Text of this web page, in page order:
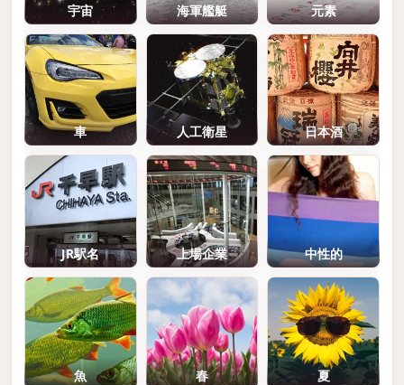
宇宙 海軍艦艇 元素
車 人工衛星 日本酒
JR駅名 上場企業 中性的
魚 春 夏